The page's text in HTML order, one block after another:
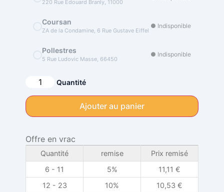
220 Rue Edouard Branly, 11000
Coursan
ZA de la Condamine, 6 Rue Gustave Eiffel
● Indisponible
Pollestres
5 Rue Ludovic Masse, 66450
● Indisponible
Quantité
Ajouter au panier
Offre en vrac
Quantité remise
Prix remisé
6 - 11
5% 11,11 €
12 - 23
10% 10,53 €